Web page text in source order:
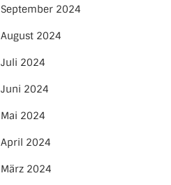
September 2024
August 2024
Juli 2024
Juni 2024
Mai 2024
April 2024
März 2024